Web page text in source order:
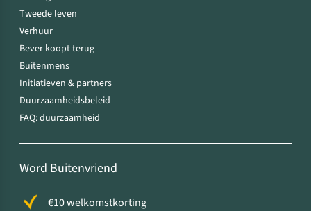
Tweede leven
Verhuur
Bever koopt terug
Buitenmens
Initiatieven & partners
Duurzaamheidsbeleid
FAQ: duurzaamheid
Word Buitenvriend
€10 welkomstkorting